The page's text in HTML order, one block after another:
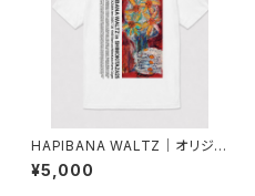
HAPIBANA WALTZ｜オリジナ
ルアートTシャツ
¥5,000